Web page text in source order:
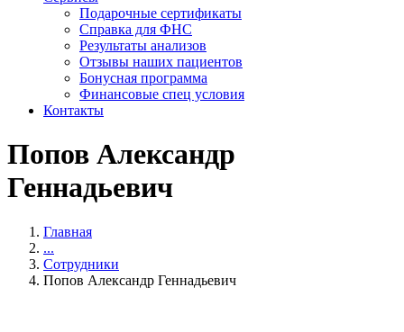
Подарочные сертификаты
Справка для ФНС
Результаты анализов
Отзывы наших пациентов
Бонусная программа
Финансовые спец условия
Контакты
Попов Александр
Геннадьевич
Главная
...
Сотрудники
Попов Александр Геннадьевич